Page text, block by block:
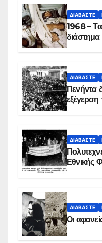
ΔΙΑΒΆΣΤΕ
1968 –
διάστημα
ΔΙΑΒΆΣΤΕ
Πενήντα
εξέγερση
ΔΙΑΒΆΣΤΕ
Εθνικής
ΔΙΑΒΆΣΤΕ
Οι